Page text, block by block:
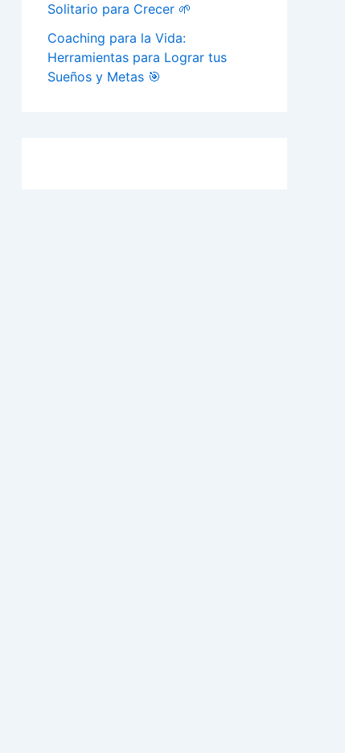
Solitario para Crecer 🌱
Coaching para la Vida:
Herramientas para Lograr tus
Sueños y Metas 🎯